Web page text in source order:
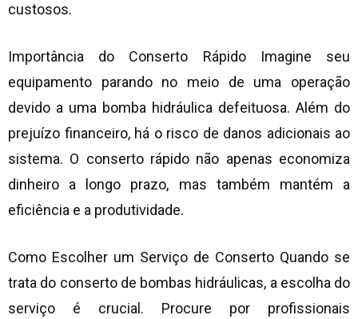
custosos.
Importância do Conserto Rápido Imagine seu
equipamento parando no meio de uma operação
devido a uma bomba hidráulica defeituosa. Além do
prejuízo financeiro, há o risco de danos adicionais ao
sistema. O conserto rápido não apenas economiza
dinheiro a longo prazo, mas também mantém a
eficiência e a produtividade.
Como Escolher um Serviço de Conserto Quando se
trata do conserto de bombas hidráulicas, a escolha do
serviço é crucial. Procure por profissionais